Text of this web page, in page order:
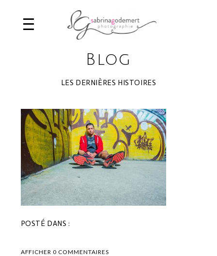
Blog
LES DERNIÈRES HISTOIRES
POSTÉ DANS :
AFFICHER0 COMMENTAIRES